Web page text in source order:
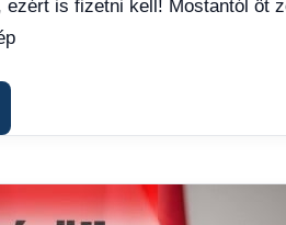
Hírek,
ezért is fizetni kell! Mostantól öt